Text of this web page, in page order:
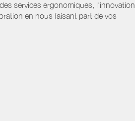
services ergonomiques, l'innovation
en nous faisant part de vos